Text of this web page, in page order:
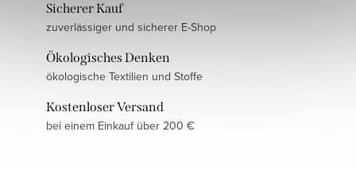
Sicherer Kauf
zuverlässiger und sicherer E-Shop
Ökologisches Denken
ökologische Textilien und Stoffe
Kostenloser Versand
bei einem Einkauf über 200 €